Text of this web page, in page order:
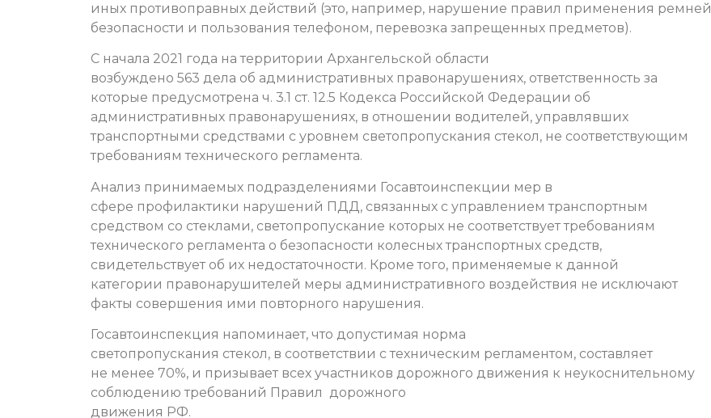
иных противоправных действий (это, например, нарушение правил применения ремней
безопасности и пользования телефоном, перевозка запрещенных предметов).
С начала 2021 года на территории Архангельской области
возбуждено 563 дела об административных правонарушениях, ответственность за
которые предусмотрена ч. 3.1 ст. 12.5 Кодекса Российской Федерации об
административных правонарушениях, в отношении водителей, управлявших
транспортными средствами с уровнем светопропускания стекол, не соответствующим
требованиям технического регламента.
Анализ принимаемых подразделениями Госавтоинспекции мер в
сфере профилактики нарушений ПДД, связанных с управлением транспортным
средством со стеклами, светопропускание которых не соответствует требованиям
технического регламента о безопасности колесных транспортных средств,
свидетельствует об их недостаточности. Кроме того, применяемые к данной
категории правонарушителей меры административного воздействия не исключают
факты совершения ими повторного нарушения.
Госавтоинспекция напоминает, что допустимая норма
светопропускания стекол, в соответствии с техническим регламентом, составляет
не менее 70%, и призывает всех участников дорожного движения к неукоснительному
соблюдению требований Правил дорожного
движения РФ.